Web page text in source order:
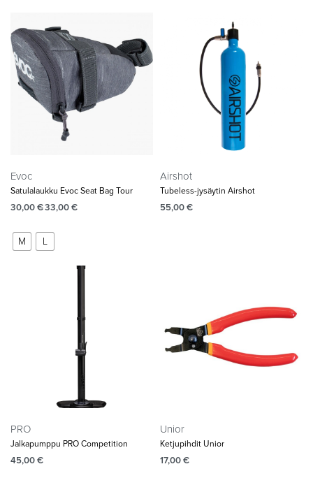
Evoc
Satulalaukku Evoc Seat Bag Tour
30,00€33,00€
M L
Airshot
Tubeless-jysäytin Airshot
55,00€
PRO
Jalkapumppu PRO Competition
45,00€
Unior
Ketjupihdit Unior
17,00€